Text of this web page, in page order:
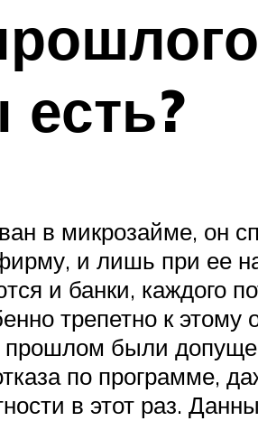
есть?
в микрозайме, он
и лишь при ее
и банки, каждого
трепетно к
прошлом были
по программе,
в этот раз.